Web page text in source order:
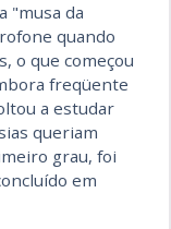
"musa da
quando
o que começou
freqüente
a estudar
queriam
grau, foi
em